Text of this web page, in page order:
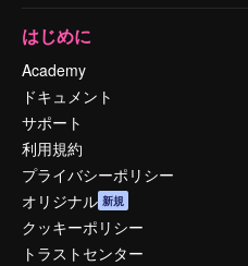
はじめに
Academy
ドキュメント
サポート
利用規約
プライバシーポリシー
オリジナル 新規
クッキーポリシー
トラストセンター